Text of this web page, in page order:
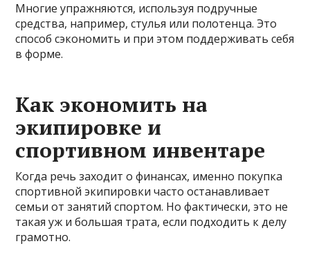
Многие упражняются, используя подручные
средства, например, стулья или полотенца. Это
способ сэкономить и при этом поддерживать себя
в форме.
Как экономить на
экипировке и
спортивном инвентаре
Когда речь заходит о финансах, именно покупка
спортивной экипировки часто останавливает
семьи от занятий спортом. Но фактически, это не
такая уж и большая трата, если подходить к делу
грамотно.